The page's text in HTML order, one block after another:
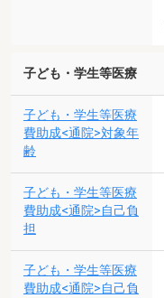
子ども・学生等医療
子ども・学生等医療
費助成<通院>対象年
齢
子ども・学生等医療
費助成<通院>自己負
担
子ども・学生等医療
費助成<通院>自己負